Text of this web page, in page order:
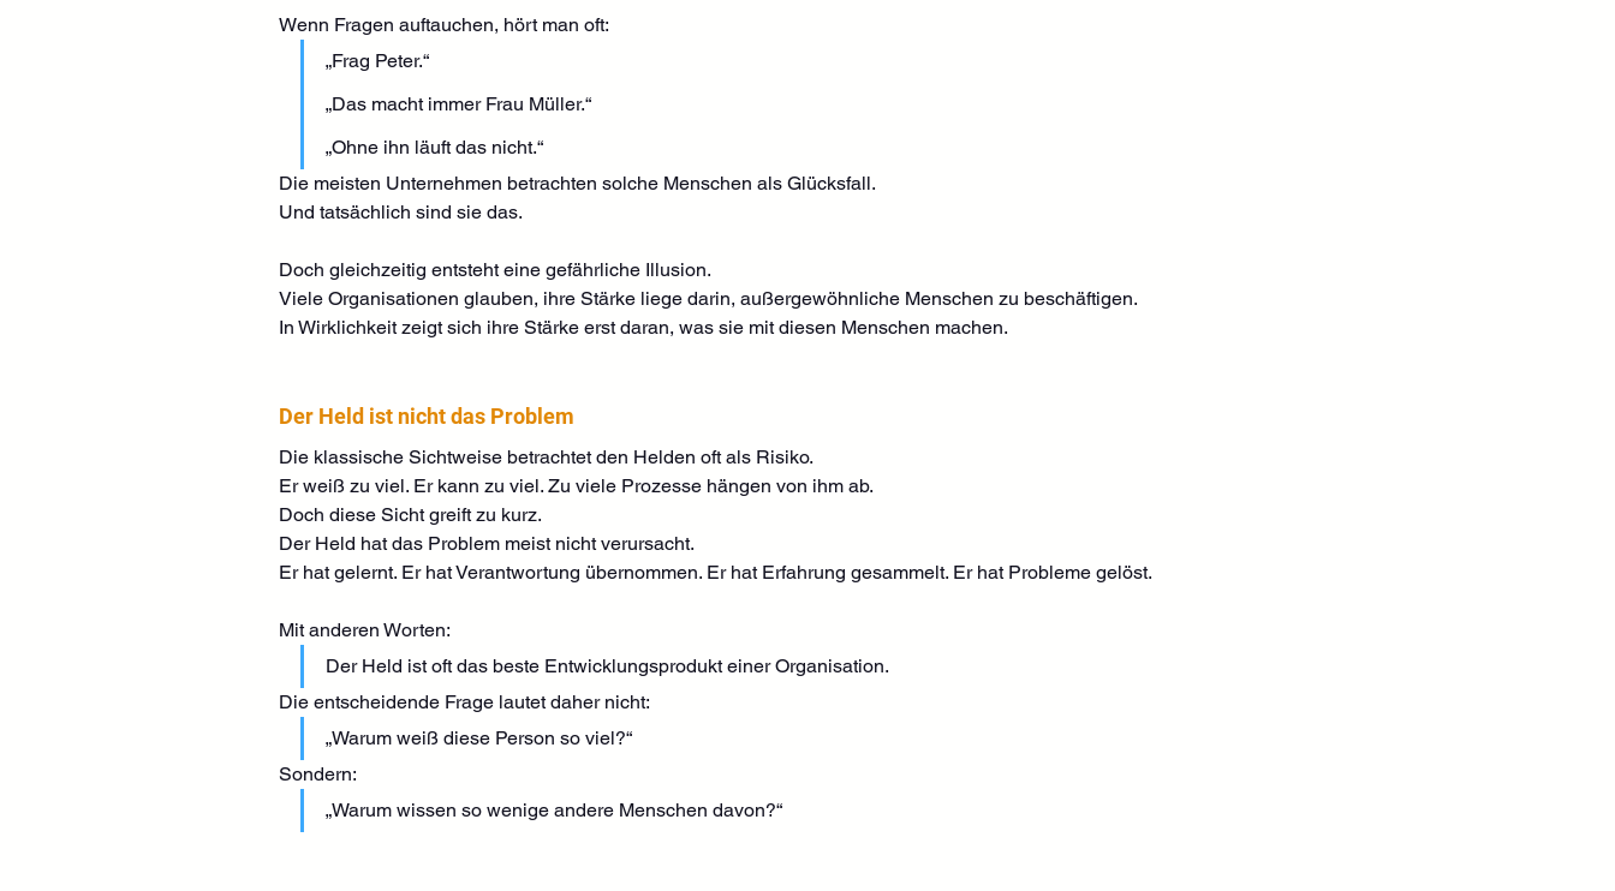
Wenn Fragen auftauchen, hört man oft:
„Frag Peter.“
„Das macht immer Frau Müller.“
„Ohne ihn läuft das nicht.“
Die meisten Unternehmen betrachten solche Menschen als Glücksfall.
Und tatsächlich sind sie das.
Doch gleichzeitig entsteht eine gefährliche Illusion.
Viele Organisationen glauben, ihre Stärke liege darin, außergewöhnliche Menschen zu beschäftigen.
In Wirklichkeit zeigt sich ihre Stärke erst daran, was sie mit diesen Menschen machen.
Der Held ist nicht das Problem
Die klassische Sichtweise betrachtet den Helden oft als Risiko.
Er weiß zu viel. Er kann zu viel. Zu viele Prozesse hängen von ihm ab.
Doch diese Sicht greift zu kurz.
Der Held hat das Problem meist nicht verursacht.
Er hat gelernt. Er hat Verantwortung übernommen. Er hat Erfahrung gesammelt. Er hat Probleme gelöst.
Mit anderen Worten:
Der Held ist oft das beste Entwicklungsprodukt einer Organisation.
Die entscheidende Frage lautet daher nicht:
„Warum weiß diese Person so viel?“
Sondern:
„Warum wissen so wenige andere Menschen davon?“